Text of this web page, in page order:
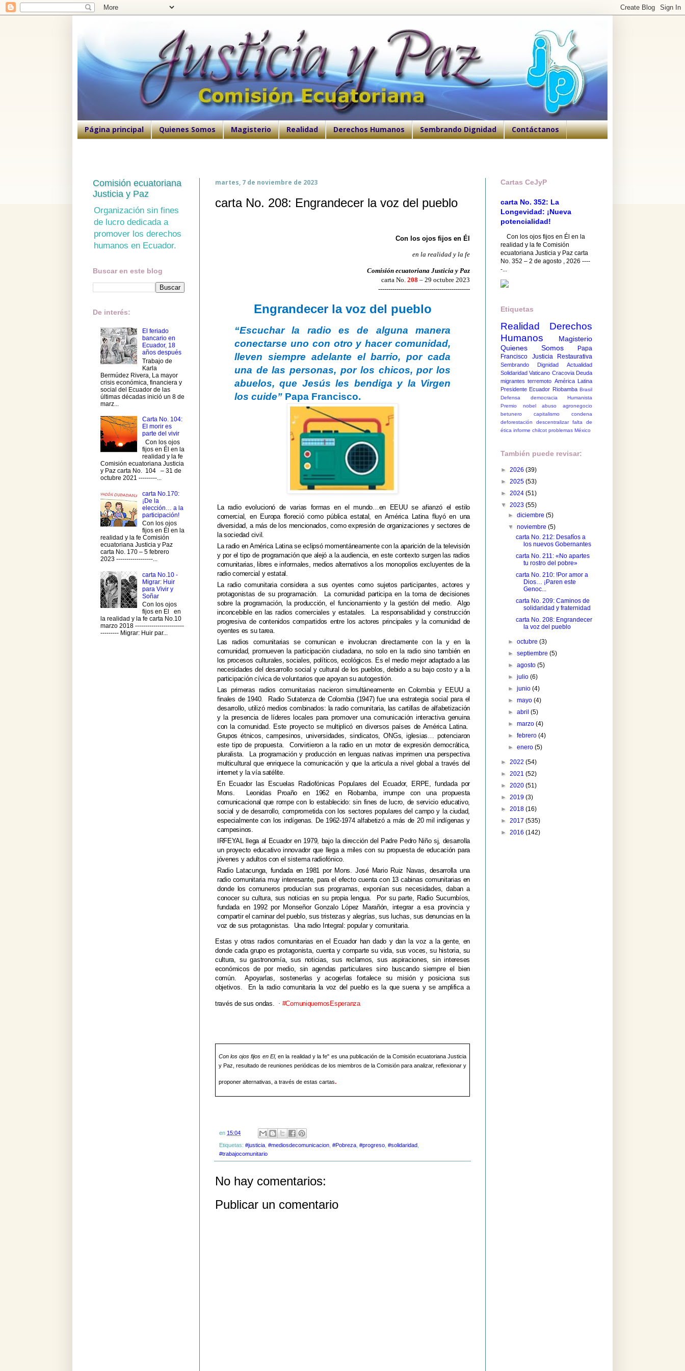
Página principal Quienes Somos Magisterio Realidad Derechos Humanos Sembrando Dignidad Contáctanos
martes, 7 de noviembre de 2023
carta No. 208: Engrandecer la voz del pueblo
Con los ojos fijos en Él
en la realidad y la fe
Comisión ecuatoriana Justicia y Paz
carta No. 208 – 29 octubre 2023
---------------------------------------------
Engrandecer la voz del pueblo
“Escuchar la radio es de alguna manera
conectarse uno con otro y hacer comunidad,
lleven siempre adelante el barrio, por cada
una de las personas, por los chicos, por los
abuelos, que Jesús les bendiga y la Virgen
los cuide” Papa Francisco.
La radio evolucionó de varias formas en el mundo…en EEUU se afianzó el estilo
comercial, en Europa floreció como pública estatal, en América Latina fluyó en una
diversidad, a más de los mencionados, como expresión de organizaciones y sectores de
la sociedad civil.
La radio en América Latina se eclipsó momentáneamente con la aparición de la televisión
y por el tipo de programación que alejó a la audiencia, en este contexto surgen las radios
comunitarias, libres e informales, medios alternativos a los monopolios excluyentes de la
radio comercial y estatal.
La radio comunitaria considera a sus oyentes como sujetos participantes, actores y
protagonistas de su programación.
La comunidad participa en la toma de decisiones
sobre la programación, la producción, el funcionamiento y la gestión del medio.
Algo
inconcebible en las radios comerciales y estatales.
La responsabilidad y construcción
progresiva de contenidos compartidos entre los actores principales y la comunidad de
oyentes es su tarea.
Las radios comunitarias se comunican e involucran directamente con la y en la
comunidad, promueven la participación ciudadana, no solo en la radio sino también en
los procesos culturales, sociales, políticos, ecológicos. Es el medio mejor adaptado a las
necesidades del desarrollo social y cultural de los pueblos, debido a su bajo costo y a la
participación cívica de voluntarios que apoyan su autogestión.
Las primeras radios comunitarias nacieron simultáneamente en Colombia y EEUU a
finales de 1940.
Radio Sutatenza de Colombia (1947) fue una estrategia social para el
desarrollo, utilizó medios combinados: la radio comunitaria, las cartillas de alfabetización
y la presencia de líderes locales para promover una comunicación interactiva genuina
con la comunidad. Este proyecto se multiplicó en diversos países de América Latina.
Grupos étnicos, campesinos, universidades, sindicatos, ONGs, iglesias… potenciaron
este tipo de propuesta.
Convirtieron a la radio en un motor de expresión democrática,
pluralista.
La programación y producción en lenguas nativas imprimen una perspectiva
multicultural que enriquece la comunicación y que laarticula a nivel global a través del
internet y la vía satélite.
En Ecuador las Escuelas Radiofónicas Populares del Ecuador, ERPE, fundada por
Mons.
Leonidas Proaño en 1962 en Riobamba, irrumpe con una propuesta
comunicacional que rompe con lo establecido: sin fines de lucro, de servicio educativo,
social y de desarrollo, comprometida con los sectores populares del campo y la ciudad,
especialmente con los indígenas. De 1962-1974 alfabetizó a más de 20 mil indígenas y
campesinos.
IRFEYAL llega al Ecuador en 1979, bajo la dirección del Padre Pedro Niño sj, desarrolla
un proyecto educativo innovador que llega a miles con su propuesta de educación para
jóvenes y adultos con el sistema radiofónico.
Radio Latacunga, fundada en 1981 por Mons. José Mario Ruiz Navas, desarrolla una
radio comunitaria muy interesante, para el efecto cuenta con 13 cabinas comunitarias en
donde los comuneros producían sus programas, exponían sus necesidades, daban a
conocer su cultura, sus noticias en su propia lengua.
Por su parte, Radio Sucumbíos,
fundada en 1992 por Monseñor Gonzalo López Marañón, integrar a esa provincia y
compartir el caminar del pueblo, sus tristezas y alegrías, sus luchas, sus denuncias en la
voz de sus protagonistas.
Una radio Integral: popular y comunitaria.
Estas y otras radios comunitarias en el Ecuador han dado y dan la voz a la gente, en
donde cada grupo es protagonista, cuenta y comparte su vida, sus voces, su historia, su
cultura, su gastronomía, sus noticias, sus reclamos, sus aspiraciones, sin intereses
económicos de por medio, sin agendas particulares sino buscando siempre el bien
común.
Apoyarlas, sostenerlas y acogerlas fortalece su misión y posiciona sus
objetivos.
En la radio comunitaria la voz del pueblo es la que suena y se amplifica a
través de sus ondas. · #ComuniquemosEsperanza
Con los ojos fijos en El, en la realidad y la fe" es una publicación de la Comisión ecuatoriana Justicia
y Paz, resultado de reuniones periódicas de los miembros de la Comisión para analizar, reflexionar y
proponer alternativas, a través de estas cartas.
en 15:04
Etiquetas: #justicia #mediosdecomunicacion #Pobreza #progreso #solidaridad
#trabajocomunitario
No hay comentarios:
Publicar un comentario
Comisión ecuatoriana
Justicia y Paz
Organización sin fines
de lucro dedicada a
promover los derechos
humanos en Ecuador.
Buscar en este blog
De interés:
El feriado
bancario en
Ecuador, 18
años después
Trabajo de
Karla
Bermúdez Rivera, La mayor
crisis económica, financiera y
social del Ecuador de las
últimas décadas inició un 8 de
marz...
Carta No. 104:
El morir es
parte del vivir
Con los ojos
fijos en Él en la
realidad y la fe
Comisión ecuatoriana Justicia
y Paz carta No. 104 – 31 de
octubre 2021 ---------...
carta No.170:
¡De la
elección… a la
participación!
Con los ojos
fijos en Él en la
realidad y la fe Comisión
ecuatoriana Justicia y Paz
carta No. 170 – 5 febrero
2023 ------------------...
carta No.10 -
Migrar: Huir
para Vivir y
Soñar
Con los ojos
fijos en El en
la realidad y la fe carta No.10
marzo 2018 ------------------------
--------- Migrar: Huir par...
Cartas CeJyP
carta No. 352: La
Longevidad: ¡Nueva
potencialidad!
Con los ojos fijos en Él en la
realidad y la fe Comisión
ecuatoriana Justicia y Paz carta
No. 352 – 2 de agosto , 2026 ----
-...
Etiquetas
Realidad
Derechos
Humanos
Magisterio
Quienes Somos
Papa
Francisco
Justicia Restaurativa
Sembrando Dignidad
Actualidad
Solidaridad Vaticano Cracovia Deuda
migrantes terremoto América Latina
Presidente Ecuador Riobamba Brasil
Defensa democracia
Humanista
Premio nobel
abuso
agronegocio
betunero
capitalismo
condena
deforestación
descentralizar
falta de
ética informe chilcot problemas México
También puede revisar:
► 2026 (39)
► 2025 (53)
► 2024 (51)
▼ 2023 (55)
►diciembre(5)
▼noviembre(5)
carta No. 212: Desafíos a
los nuevos Gobernantes
carta No. 211: «No apartes
tu rostro del pobre»
carta No. 210: !Por amor a
Dios… ¡Paren este
Genoc...
carta No. 209: Caminos de
solidaridad y fraternidad
carta No. 208: Engrandecer
la voz del pueblo
►octubre(3)
►septiembre(5)
►agosto(5)
►julio(6)
►junio(4)
►mayo(4)
►abril(5)
►marzo(4)
►febrero(4)
►enero(5)
► 2022 (54)
► 2021 (52)
► 2020 (51)
► 2019 (3)
► 2018 (16)
► 2017 (535)
► 2016 (142)